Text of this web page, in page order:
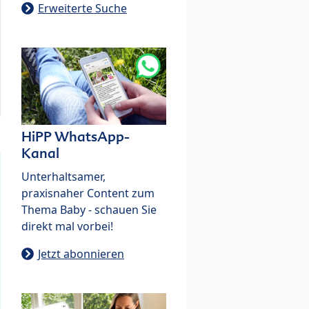
Erweiterte Suche
HiPP WhatsApp-
Kanal
Unterhaltsamer,
praxisnaher Content zum
Thema Baby - schauen Sie
direkt mal vorbei!
Jetzt abonnieren